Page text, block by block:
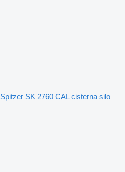
Spitzer SK 2760 CAL cisterna silo